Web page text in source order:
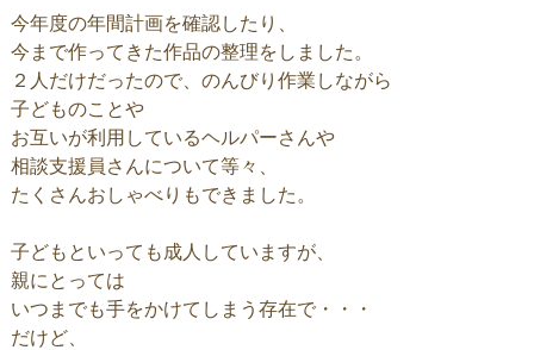
今年度の年間計画を確認したり、
今まで作ってきた作品の整理をしました。
２人だけだったので、のんびり作業しながら
子どものことや
お互いが利用しているヘルパーさんや
相談支援員さんについて等々、
たくさんおしゃべりもできました。
子どもといっても成人していますが、
親にとっては
いつまでも手をかけてしまう存在で・・・
だけど、